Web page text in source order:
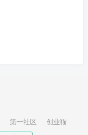
第一社区
创业猫